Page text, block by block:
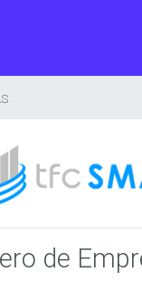
de